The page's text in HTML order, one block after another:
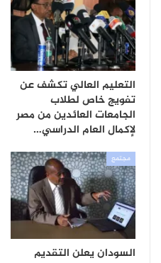
التعليم العالي تكشف عن
تفويج خاص لطلاب
الجامعات العائدين من مصر
لإكمال العام الدراسي…
مجتمع
السودان يعلن التقديم